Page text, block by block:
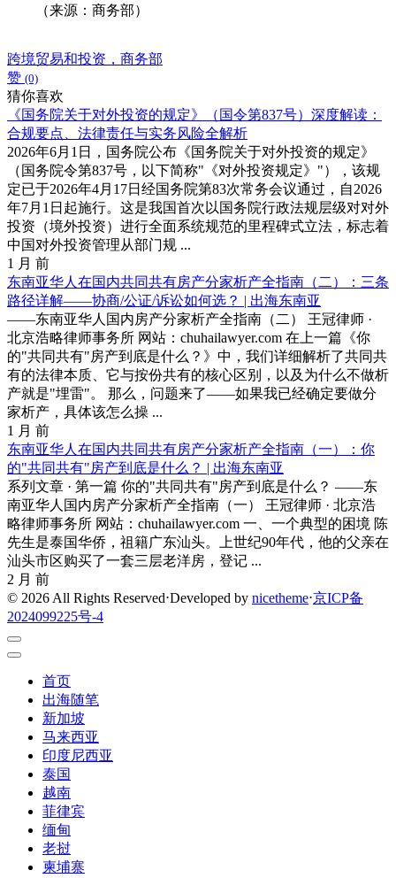
（来源：商务部）
跨境贸易和投资，商务部
赞 (0)
猜你喜欢
《国务院关于对外投资的规定》（国令第837号）深度解读：
合规要点、法律责任与实务风险全解析
2026年6月1日，国务院公布《国务院关于对外投资的规定》
（国务院令第837号，以下简称"《对外投资规定》"），该规
定已于2026年4月17日经国务院第83次常务会议通过，自2026
年7月1日起施行。这是我国首次以国务院行政法规层级对对外
投资（境外投资）进行全面系统规范的里程碑式立法，标志着
中国对外投资管理从部门规 ...
1 月 前
东南亚华人在国内共同共有房产分家析产全指南（二）：三条
路径详解——协商/公证/诉讼如何选？ | 出海东南亚
——东南亚华人国内房产分家析产全指南（二） 王冠律师 ·
北京浩略律师事务所 网站：chuhailawyer.com 在上一篇《你
的"共同共有"房产到底是什么？》中，我们详细解析了共同共
有的法律本质、它与按份共有的核心区别，以及为什么不做析
产就是"埋雷"。 那么，问题来了——如果我已经确定要做分
家析产，具体该怎么操 ...
1 月 前
东南亚华人在国内共同共有房产分家析产全指南（一）：你
的"共同共有"房产到底是什么？ | 出海东南亚
系列文章 · 第一篇 你的"共同共有"房产到底是什么？ ——东
南亚华人国内房产分家析产全指南（一） 王冠律师 · 北京浩
略律师事务所 网站：chuhailawyer.com 一、一个典型的困境 陈
先生是泰国华侨，祖籍广东汕头。上世纪90年代，他的父亲在
汕头市区购买了一套三层老洋房，登记 ...
2 月 前
© 2026 All Rights Reserved⋅Developed by nicetheme⋅京ICP备
2024099225号-4
首页
出海随笔
新加坡
马来西亚
印度尼西亚
泰国
越南
菲律宾
缅甸
老挝
柬埔寨